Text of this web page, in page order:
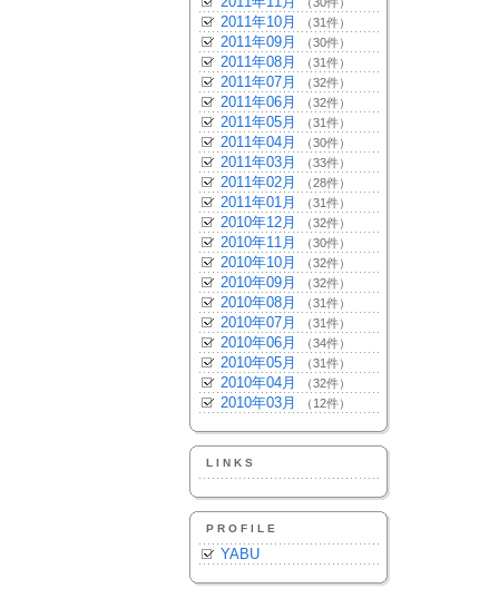
2011年10月 （31件）
2011年09月 （30件）
2011年08月 （31件）
2011年07月 （32件）
2011年06月 （32件）
2011年05月 （31件）
2011年04月 （30件）
2011年03月 （33件）
2011年02月 （28件）
2011年01月 （31件）
2010年12月 （32件）
2010年11月 （30件）
2010年10月 （32件）
2010年09月 （32件）
2010年08月 （31件）
2010年07月 （31件）
2010年06月 （34件）
2010年05月 （31件）
2010年04月 （32件）
2010年03月 （12件）
LINKS
PROFILE
YABU